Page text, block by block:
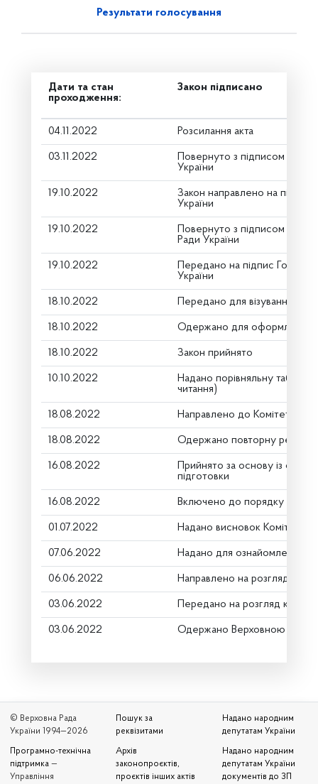
Результати голосування
Дати та стан
проходження:
Закон підписано
04.11.2022 Розсилання акта
03.11.2022
Повернуто з підписом від
України
19.10.2022
Закон направлено на підпис
України
19.10.2022
Повернуто з підписом
Ради України
19.10.2022
Передано на підпис Голові
України
18.10.2022 Передано для візування в
18.10.2022 Одержано для оформлення
18.10.2022 Закон прийнято
10.10.2022
Надано порівняльну
читання)
18.08.2022 Направлено до Комітету
18.08.2022 Одержано повторну
16.08.2022
Прийнято за основу із
підготовки
16.08.2022 Включено до порядку
01.07.2022 Надано висновок Комітету
07.06.2022 Надано для ознайомлення
06.06.2022 Направлено на розгляд
03.06.2022 Передано на розгляд
03.06.2022 Одержано Верховною Радою
© Верховна Рада
України 1994—2026
Програмно-технічна
підтримка —
Управління
Пошук за
реквізитами
Архів
законопроєктів,
проєктів інших актів
Надано народним
депутатам України
Надано народним
депутатам України
документів до ЗП